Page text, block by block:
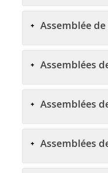
Assemblée de
Assemblées
Assemblées
Assemblées